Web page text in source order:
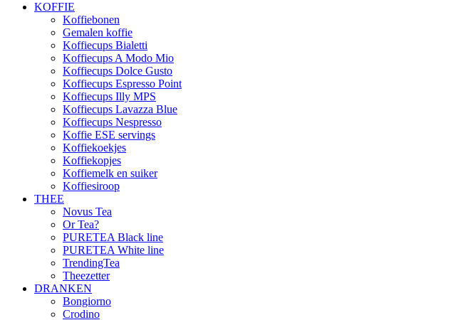
KOFFIE
Koffiebonen
Gemalen koffie
Koffiecups Bialetti
Koffiecups A Modo Mio
Koffiecups Dolce Gusto
Koffiecups Espresso Point
Koffiecups Illy MPS
Koffiecups Lavazza Blue
Koffiecups Nespresso
Koffie ESE servings
Koffiekoekjes
Koffiekopjes
Koffiemelk en suiker
Koffiesiroop
THEE
Novus Tea
Or Tea?
PURETEA Black line
PURETEA White line
TrendingTea
Theezetter
DRANKEN
Bongiorno
Crodino